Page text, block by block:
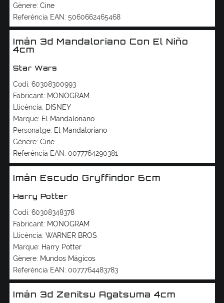
Gènere: Cine
Referència EAN: 5060662465468
Imán 3d Mandaloriano Con El Niño
4cm
Star Wars
Codi: 60308300993
Fabricant: MONOGRAM
Llicència: DISNEY
Marque: El Mandaloriano
Personatge: El Mandaloriano
Gènere: Cine
Referència EAN: 0077764290381
Imán Escudo Gryffindor 6cm
Harry Potter
Codi: 60308348378
Fabricant: MONOGRAM
Llicència: WARNER BROS
Marque: Harry Potter
Gènere: Mundos Mágicos
Referència EAN: 0077764483783
Imán 3d Zenitsu Agatsuma 4cm